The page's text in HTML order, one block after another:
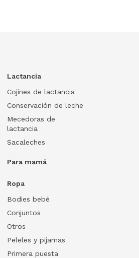
Lactancia
Cojines de lactancia
Conservación de leche
Mecedoras de
lactancia
Sacaleches
Para mamá
Ropa
Bodies bebé
Conjuntos
Otros
Peleles y pijamas
Primera puesta